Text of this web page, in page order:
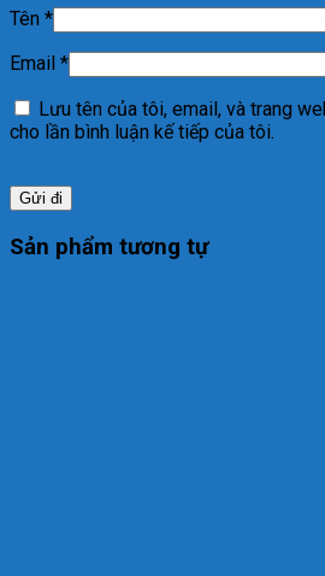
Tên *
Email *
Lưu tên của tôi, email, và trang
cho lần bình luận kế tiếp của tôi.
Sản phẩm tương tự